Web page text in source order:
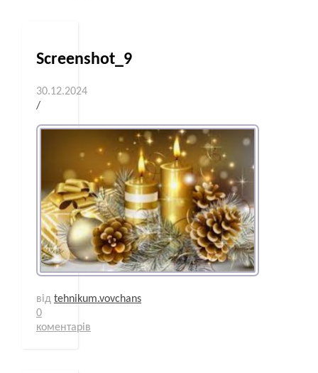
Screenshot_9
30.12.2024
/
від tehnikum.vovchans
0
коментарів